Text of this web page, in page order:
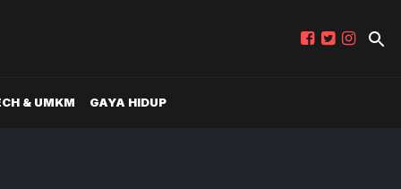
& UMKM GAYA HIDUP